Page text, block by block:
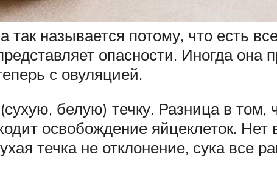
так называется потому, что есть
опасности. Иногда она
с овуляцией.
белую) течку. Разница в
освобождение яйцеклеток.
течка не отклонение, сука все